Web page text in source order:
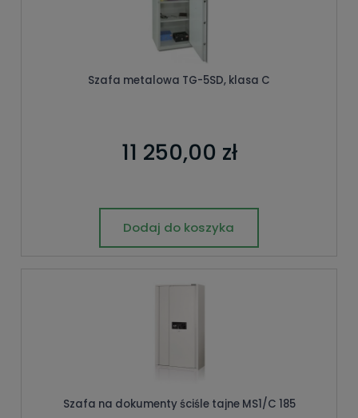
Szafa metalowa TG-5SD, klasa C
11 250,00 zł
Dodaj do koszyka
Szafa na dokumenty ściśle tajne MS1/C 185